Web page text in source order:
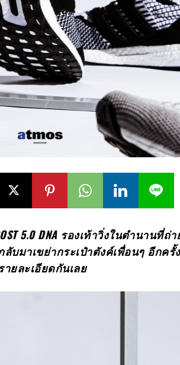
5.0 DNA รองเท้าวิ่งในตำนานที่ถ่
บมาเขย่ากระเป๋าตังค์เพื่อนๆ อีกครั้
ยละเอียดกันเลย